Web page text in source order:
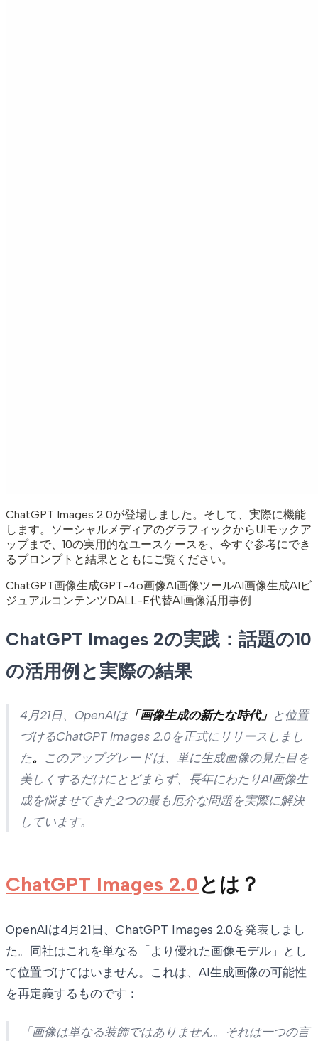
ChatGPT Images 2.0が登場しました。そして、実際に機能
します。ソーシャルメディアのグラフィックからUIモックア
ップまで、10の実用的なユースケースを、今すぐ参考にでき
るプロンプトと結果とともにご覧ください。
ChatGPT画像生成GPT-4o画像AI画像ツールAI画像生成AIビ
ジュアルコンテンツDALL-E代替AI画像活用事例
ChatGPT Images 2の実践：話題の10
の活用例と実際の結果
4月21日、OpenAIは「画像生成の新たな時代」 と位置
づけるChatGPT Images 2.0を正式にリリースしまし
た。 このアップグレードは、単に生成画像の見た目を
美しくするだけにとどまらず、長年にわたりAI画像生
成を悩ませてきた2つの最も厄介な問題を実際に解決
しています。
ChatGPT Images 2.0とは？
OpenAIは4月21日、ChatGPT Images 2.0を発表しまし
た。同社はこれを単なる「より優れた画像モデル」とし
て位置づけてはいません。これは、AI生成画像の可能性
を再定義するものです：
「画像は単なる装飾ではありません。それは一つの言